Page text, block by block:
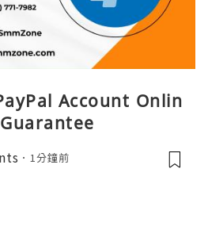
Account Onlin
1分鐘前